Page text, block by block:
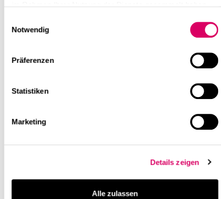
Notwendig
Präferenzen
Statistiken
Marketing
Details zeigen
Alle zulassen
Diese Seite teilen